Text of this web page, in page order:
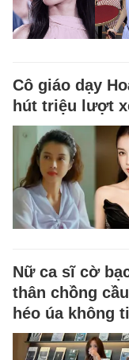
Cô giáo dạy
hút triệu lượt
Nữ ca sĩ cờ
thân chồng
héo úa không